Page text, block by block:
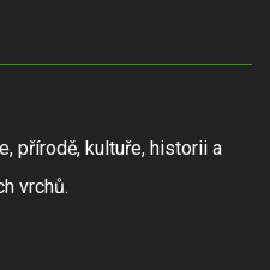
přírodě, kultuře, historii a
vrchů.